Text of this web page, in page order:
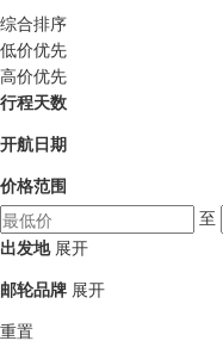
综合排序
低价优先
高价优先
行程天数
开航日期
价格范围
至
出发地 展开
邮轮品牌 展开
重置